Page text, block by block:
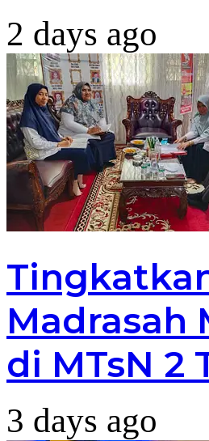
2 days ago
Madrasah
di MTsN 2
3 days ago